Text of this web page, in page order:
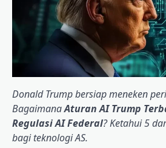
Donald Trump bersiap meneken
BagaimanaAturan AI Trump
Regulasi AI Federal? Ketahui 5
bagi teknologi AS.